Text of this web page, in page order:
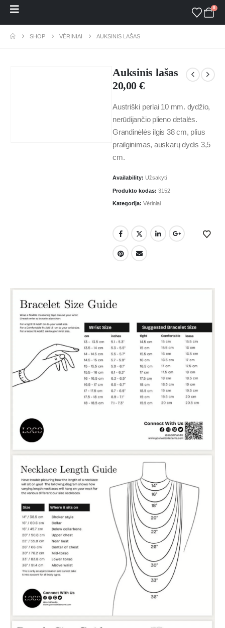
0
SHOP VĖRINIAI AUKSINIS LAŠAS
Auksinis lašas
20,00€
Austriški perlai 10 mm. dydžio,
nerūdijančio plieno detalės.
Grandinėlės ilgis 38 cm, plius
prailginimas, auskarų dydis 3,5
cm.
Availability: Užsakyti
Produkto kodas: 3152
Kategorija: Vėriniai